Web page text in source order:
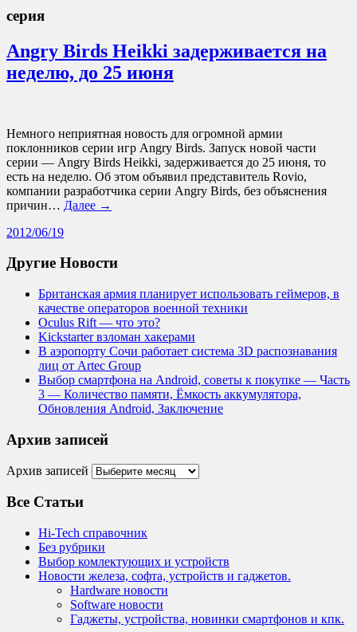
серия
Angry Birds Heikki задерживается на
неделю, до 25 июня
Немного неприятная новость для огромной армии
поклонников серии игр Angry Birds. Запуск новой части
серии — Angry Birds Heikki, задерживается до 25 июня, то
есть на неделю. Об этом объявил представитель Rovio,
компании разработчика серии Angry Birds, без объяснения
причин… Далее →
2012/06/19
Другие Новости
Британская армия планирует использовать геймеров, в
качестве операторов военной техники
Oculus Rift — что это?
Kickstarter взломан хакерами
В аэропорту Сочи работает система 3D распознавания
лиц от Artec Group
Выбор смартфона на Android, советы к покупке — Часть
3 — Количество памяти, Ёмкость аккумулятора,
Обновления Android, Заключение
Архив записей
Архив записей
Все Статьи
Hi-Tech справочник
Без рубрики
Выбор комлектующих и устройств
Новости железа, софта, устройств и гаджетов.
Hardware новости
Software новости
Гаджеты, устройства, новинки смартфонов и кпк.